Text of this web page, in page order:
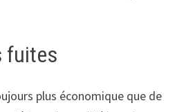
fuites
plus économique que de